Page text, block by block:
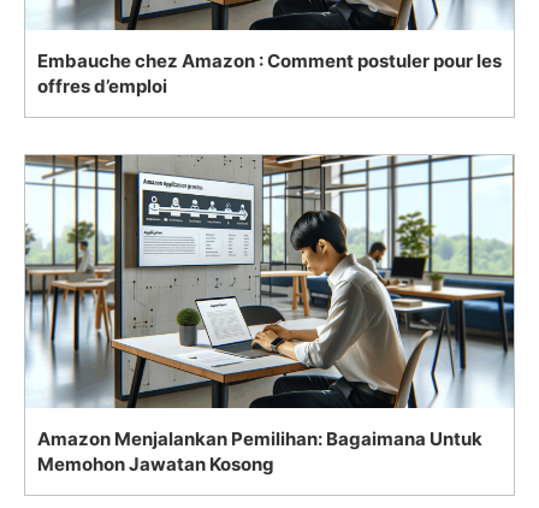
Embauche chez Amazon : Comment postuler pour les
offres d’emploi
Amazon Menjalankan Pemilihan: Bagaimana Untuk
Memohon Jawatan Kosong